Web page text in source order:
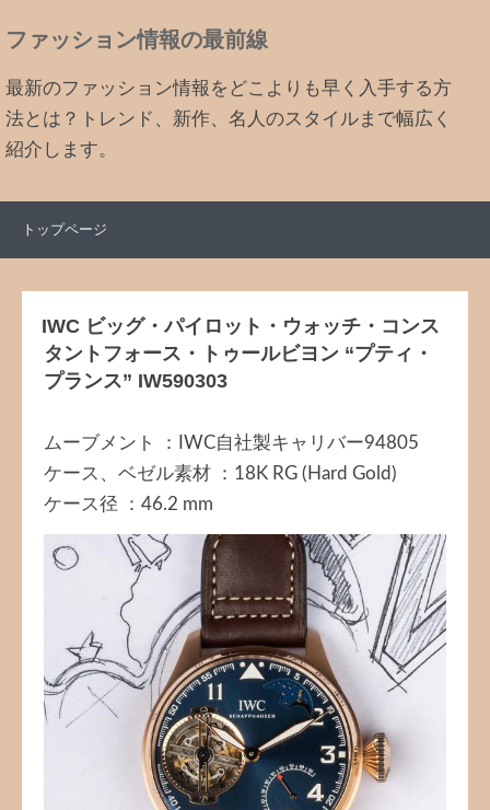
ファッション情報の最前線
最新のファッション情報をどこよりも早く入手する方
法とは？トレンド、新作、名人のスタイルまで幅広く
紹介します。
トップページ
IWC ビッグ・パイロット・ウォッチ・コンス
タントフォース・トゥールビヨン “プティ・
プランス” IW590303
ムーブメント ：IWC自社製キャリバー94805
ケース、ベゼル素材 ：18K RG (Hard Gold)
ケース径 ：46.2 mm